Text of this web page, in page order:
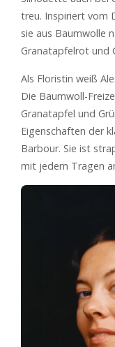
treu. Inspiriert vom
sie aus Baumwolle
Granatapfelrot und
Als Floristin weiß
Die Baumwoll-
Granatapfel und
Eigenschaften der
Barbour. Sie ist
mit jedem Tragen